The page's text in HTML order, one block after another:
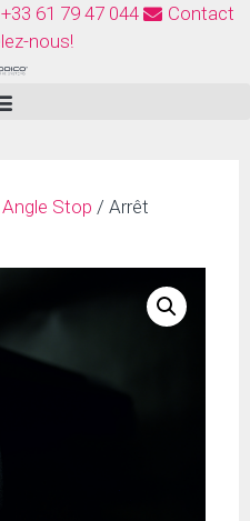
+33 61 79 47 044
Contact
nous!
Angle Stop / Arrêt